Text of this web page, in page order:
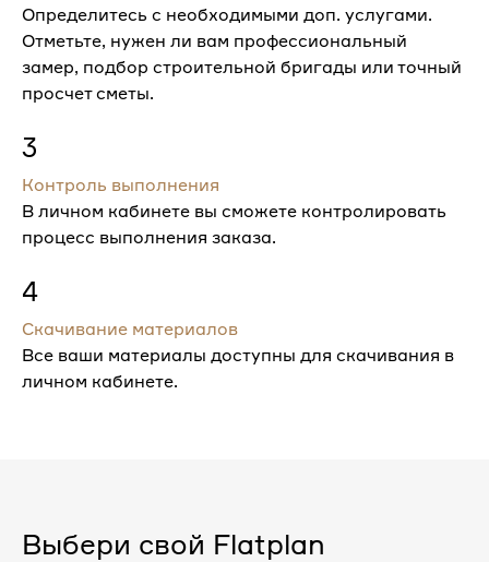
Определитесь с необходимыми доп. услугами.
Отметьте, нужен ли вам профессиональный
замер, подбор строительной бригады или точный
просчет сметы.
3
Контроль выполнения
В личном кабинете вы сможете контролировать
процесс выполнения заказа.
4
Скачивание материалов
Все ваши материалы доступны для скачивания в
личном кабинете.
Выбери свой Flatplan